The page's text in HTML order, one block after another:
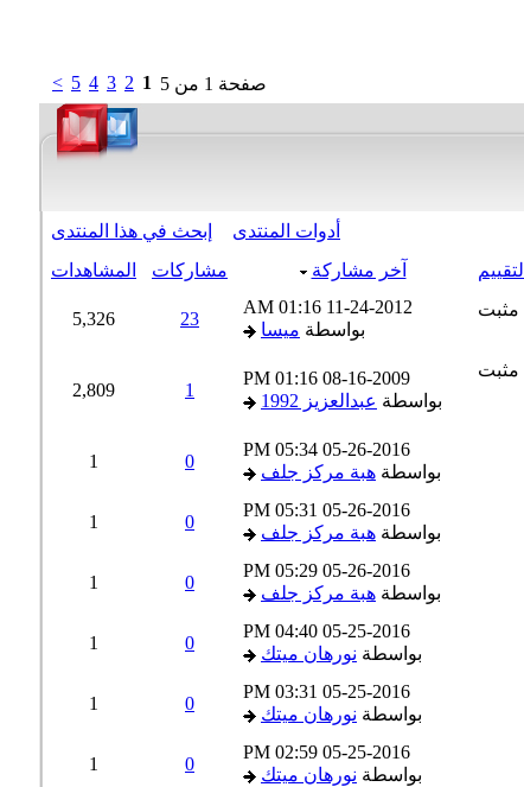
صفحة 1 من 5 1
2
3
4
5
>
أدوات المنتدى
إبحث في هذا المنتدى
التقييم
آخر مشاركة مشاركات
المشاهدات
11-24-2012
01:16 AM
بواسطة ميسا
23
5,326
08-16-2009
01:16 PM
بواسطة عبدالعزيز 1992
1
2,809
05-26-2016
05:34 PM
بواسطة هبة مركز جلف
0
1
05-26-2016
05:31 PM
بواسطة هبة مركز جلف
0
1
05-26-2016
05:29 PM
بواسطة هبة مركز جلف
0
1
05-25-2016
04:40 PM
بواسطة نورهان ميتك
0
1
05-25-2016
03:31 PM
بواسطة نورهان ميتك
0
1
05-25-2016
02:59 PM
بواسطة نورهان ميتك
0
1